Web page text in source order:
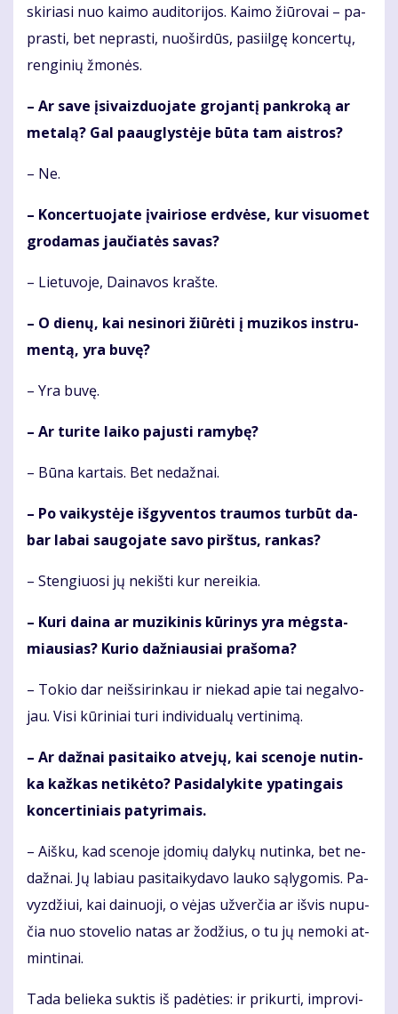
ski­ria­si nuo kai­mo au­di­to­ri­jos. Kai­mo žiū­ro­vai – pa­
pras­ti, bet ne­pras­ti, nuo­šir­dūs, pa­si­il­gę kon­cer­tų,
ren­gi­nių žmo­nės.
– Ar sa­ve įsi­vaiz­duo­ja­te gro­jan­tį pan­kro­ką ar
me­ta­lą? Gal pa­aug­lys­tė­je bū­ta tam aist­ros?
– Ne.
– Kon­cer­tuo­ja­te įvai­rio­se erd­vė­se, kur vi­suo­met
gro­da­mas jau­čia­tės sa­vas?
– Lie­tu­vo­je, Dai­na­vos kraš­te.
– O die­nų, kai ne­si­no­ri žiū­rė­ti į mu­zi­kos in­stru­
men­tą, yra bu­vę?
– Yra bu­vę.
– Ar tu­ri­te lai­ko pa­jus­ti ra­my­bę?
– Bū­na kar­tais. Bet ne­daž­nai.
– Po vai­kys­tė­je iš­gy­ven­tos trau­mos tur­būt da­
bar la­bai sau­go­ja­te sa­vo pirš­tus, ran­kas?
– Sten­giuo­si jų ne­kiš­ti kur ne­rei­kia.
– Ku­ri dai­na ar mu­zi­ki­nis kū­ri­nys yra mėgs­ta­
miau­sias? Ku­rio daž­niau­siai pra­šo­ma?
– To­kio dar ne­iš­si­rin­kau ir nie­kad apie tai ne­gal­vo­
jau. Vi­si kū­ri­niai tu­ri in­di­vi­du­a­lų ver­ti­ni­mą.
– Ar daž­nai pa­si­tai­ko at­ve­jų, kai sce­no­je nu­tin­
ka kaž­kas ne­ti­kė­to? Pa­si­da­ly­ki­te ypa­tin­gais
kon­cer­ti­niais pa­ty­ri­mais.
– Aiš­ku, kad sce­no­je įdo­mių da­ly­kų nu­tin­ka, bet ne­
daž­nai. Jų la­biau pa­si­tai­ky­da­vo lau­ko są­ly­go­mis. Pa­
vyz­džiui, kai dai­nuo­ji, o vė­jas už­ver­čia ar iš­vis nu­pu­
čia nuo sto­ve­lio na­tas ar žo­džius, o tu jų ne­mo­ki at­
min­ti­nai.
Ta­da be­lie­ka suk­tis iš pa­dė­ties: ir pri­kur­ti, im­pro­vi­